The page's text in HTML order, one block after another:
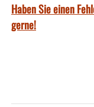
Haben Sie einen
gerne!